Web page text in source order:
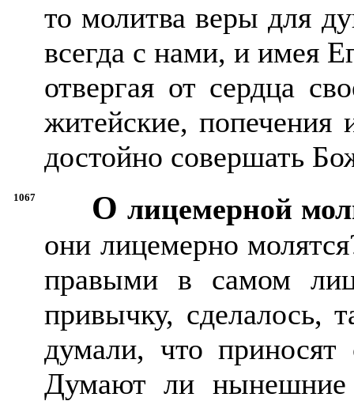
то молитва веры для
всегда с нами, и имея
отвергая от сердца
житейские, попечения
достойно совершать
1067 О лицемерной
они лицемерно
правыми в самом
привычку, сделалось,
думали, что
Думают ли нынешние